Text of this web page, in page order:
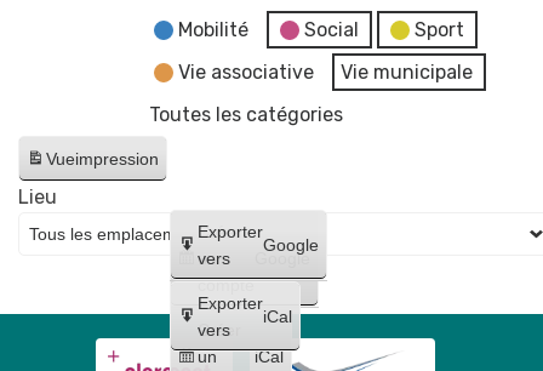
Mobilité
Social
Sport
Vie associative
Vie municipale
Toutes les catégories
Vueimpression
Créer
un
compte
Google
Créer
un
iCal
Exporter
vers
Google
Exporter
vers
iCal
Lieu